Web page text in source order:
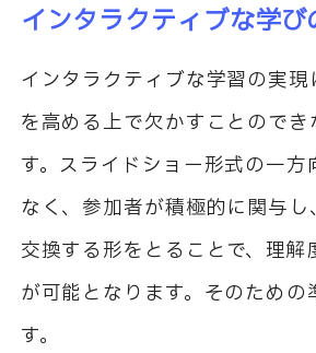
インタラクティブな学び
インタラクティブな学習の実
を高める上で欠かすことので
す。スライドショー形式の一方
なく、参加者が積極的に関与
交換する形をとることで、理解
が可能となります。そのための
す。